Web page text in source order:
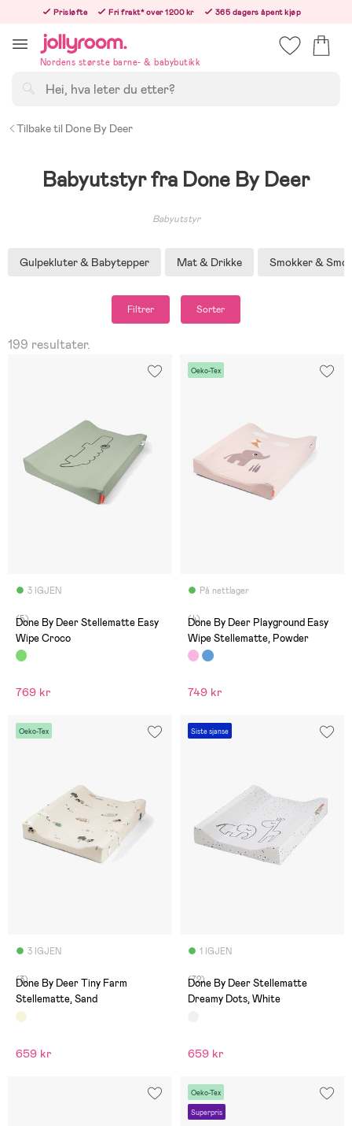
innehållet
Prisløfte Fri frakt* over 1200 kr
365 dagers åpent kjøp
Nordens største barne- & babybutikk
Tilbake til Done By Deer
Babyutstyr fra Done By Deer
Babyutstyr
Gulpekluter & Babytepper Mat & Drikke Smokker &
Filtrer Sorter
199 resultater.
3 IGJEN
(5)
Done By Deer Stellematte Easy
Wipe Croco
769 kr
Oeko-Tex
På nettlager
(4)
Done By Deer Playground Easy
Wipe Stellematte, Powder
749 kr
Oeko-Tex
3 IGJEN
(3)
Done By Deer Tiny Farm
Stellematte, Sand
659 kr
Siste sjanse
1 IGJEN
(72)
Done By Deer Stellematte
Dreamy Dots, White
659 kr
Oeko-Tex
Superpris